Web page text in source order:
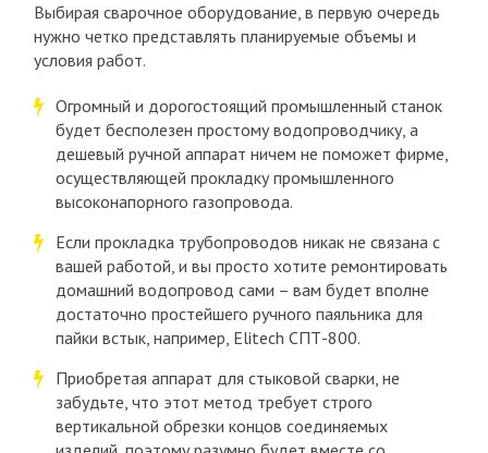
Выбирая сварочное оборудование, в первую очередь
нужно четко представлять планируемые объемы и
условия работ.
Огромный и дорогостоящий промышленный станок
будет бесполезен простому водопроводчику, а
дешевый ручной аппарат ничем не поможет фирме,
осуществляющей прокладку промышленного
высоконапорного газопровода.
Если прокладка трубопроводов никак не связана с
вашей работой, и вы просто хотите ремонтировать
домашний водопровод сами – вам будет вполне
достаточно простейшего ручного паяльника для
пайки встык, например, Elitech СПТ-800.
Приобретая аппарат для стыковой сварки, не
забудьте, что этот метод требует строго
вертикальной обрезки концов соединяемых